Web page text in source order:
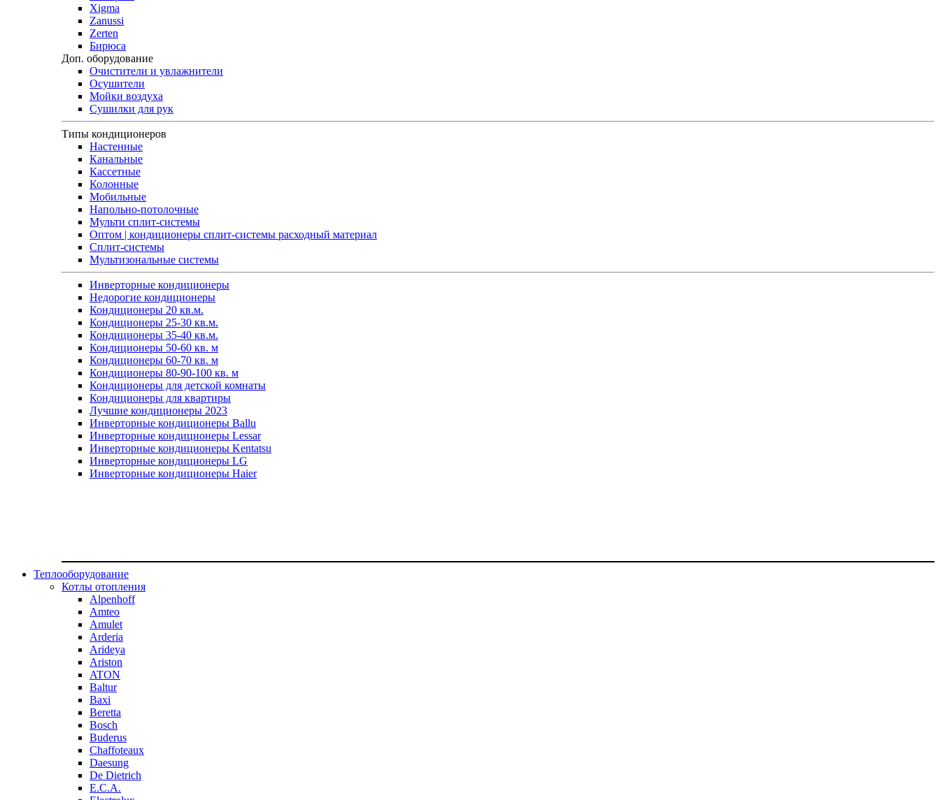
Xigma
Zanussi
Zerten
Бирюса
Доп. оборудование
Очистители и увлажнители
Осушители
Мойки воздуха
Сушилки для рук
Типы кондиционеров
Настенные
Канальные
Кассетные
Колонные
Мобильные
Напольно-потолочные
Мульти сплит-системы
Оптом | кондиционеры сплит-системы расходный материал
Сплит-системы
Мультизональные системы
Инверторные кондиционеры
Недорогие кондиционеры
Кондиционеры 20 кв.м.
Кондиционеры 25-30 кв.м.
Кондиционеры 35-40 кв.м.
Кондиционеры 50-60 кв. м
Кондиционеры 60-70 кв. м
Кондиционеры 80-90-100 кв. м
Кондиционеры для детской комнаты
Кондиционеры для квартиры
Лучшие кондиционеры 2023
Инверторные кондиционеры Ballu
Инверторные кондиционеры Lessar
Инверторные кондиционеры Kentatsu
Инверторные кондиционеры LG
Инверторные кондиционеры Haier
Теплооборудование
Котлы отопления
Alpenhoff
Amteo
Amulet
Arderia
Arideya
Ariston
ATON
Baltur
Baxi
Beretta
Bosch
Buderus
Chaffoteaux
Daesung
De Dietrich
E.C.A.